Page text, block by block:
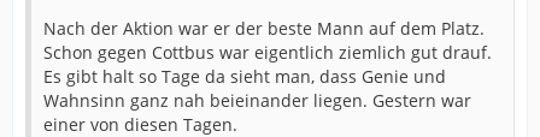
Nach der Aktion war er der beste Mann auf dem Platz.
Schon gegen Cottbus war eigentlich ziemlich gut drauf.
Es gibt halt so Tage da sieht man, dass Genie und
Wahnsinn ganz nah beieinander liegen. Gestern war
einer von diesen Tagen.